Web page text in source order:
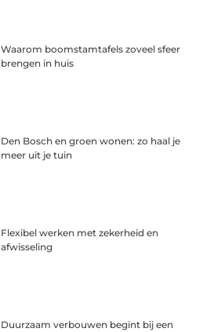
Waarom boomstamtafels zoveel sfeer
brengen in huis
Den Bosch en groen wonen: zo haal je
meer uit je tuin
Flexibel werken met zekerheid en
afwisseling
Duurzaam verbouwen begint bij een